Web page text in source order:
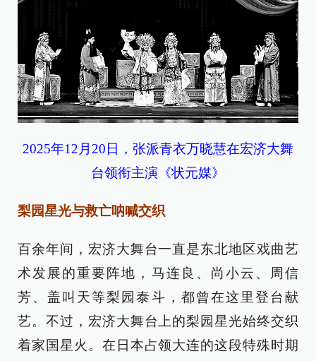
2025年12月20日，张派青衣万晓慧在宏济大舞
台领衔主演《状元媒》
梨园星光与救亡呐喊交织
百余年间，宏济大舞台一直是东北地区戏曲艺
术发展的重要阵地，马连良、尚小云、周信
芳、盖叫天等梨园泰斗，都曾在这里登台献
艺。不过，宏济大舞台上的梨园星光始终交织
着家国星火。在日本占领大连的这段特殊时期